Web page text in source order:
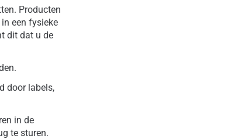
Producten
een fysieke
dit dat u de
door labels,
in de
te sturen.